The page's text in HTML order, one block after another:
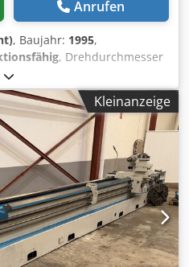
Anrufen
, Baujahr: 1995,
, Drehdurchmesser
, Spindelbohrung:
Umlaufdurchmesser über
Drehmaschine, Modell
breiteren Bett als beim
hat einen Abstand
mm und ist mit einem
das zum
Die Drehmaschine hat
mm über dem Bett und
Durchmesser der Spindel
Möglichkeit, eine doppelte
verfügt über 24
Kleinanzeige